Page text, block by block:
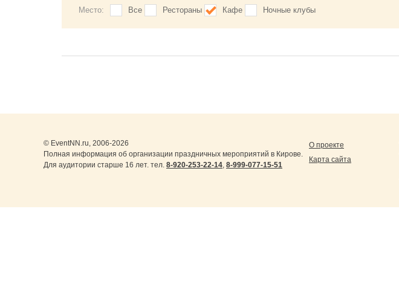
Место:
Все Рестораны Кафе Ночные клубы
© EventNN.ru, 2006-2026
Полная информация об организации праздничных мероприятий в Кирове.
Для аудитории старше 16 лет. тел. 8-920-253-22-14, 8-999-077-15-51
О проекте
Карта сайта